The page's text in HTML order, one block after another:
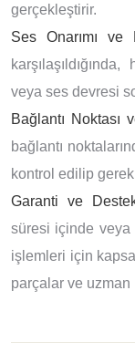
gerçekleştirir.
Ses Onarımı ve
veya ses devresi
Bağlantı Noktası
bağlantı
kontrol edilip
Garanti ve
süresi içinde veya
işlemleri için
parçalar ve